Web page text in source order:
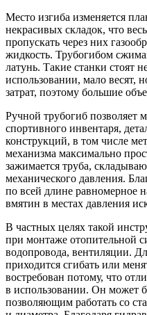
Место изгиба изменяется
некрасивых складок, что
пропускать через них
жидкость. Трубогибом
латунь. Такие станки стоят
использовании, мало весят,
затрат, поэтому большие
Ручной трубогиб позволяет
спортивного инвентаря,
конструкций, в том числе
механизма максимально
зажимается труба,
механического давления.
по всей длине равномерное
вмятин в местах давления
В частных целях такой
при монтаже отопительной
водопровода, вентиляции.
приходится сгибать или
востребован потому, что
в использовании. Он может
позволяющим работать со